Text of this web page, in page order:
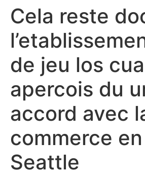
Skip
content
Cela reste
de jeu los
apercois du
accord avec
commerce
Seattle